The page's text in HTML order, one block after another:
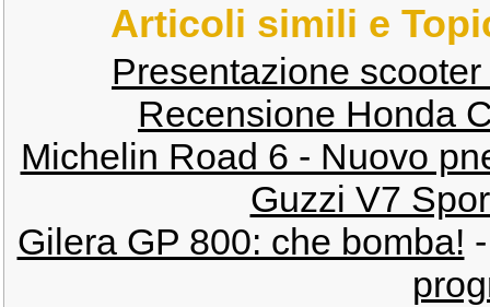
Articoli simili e
Presentazione
Recensione Honda
Michelin Road 6 - Nuovo
Guzzi V7
Gilera GP 800: che bomba!